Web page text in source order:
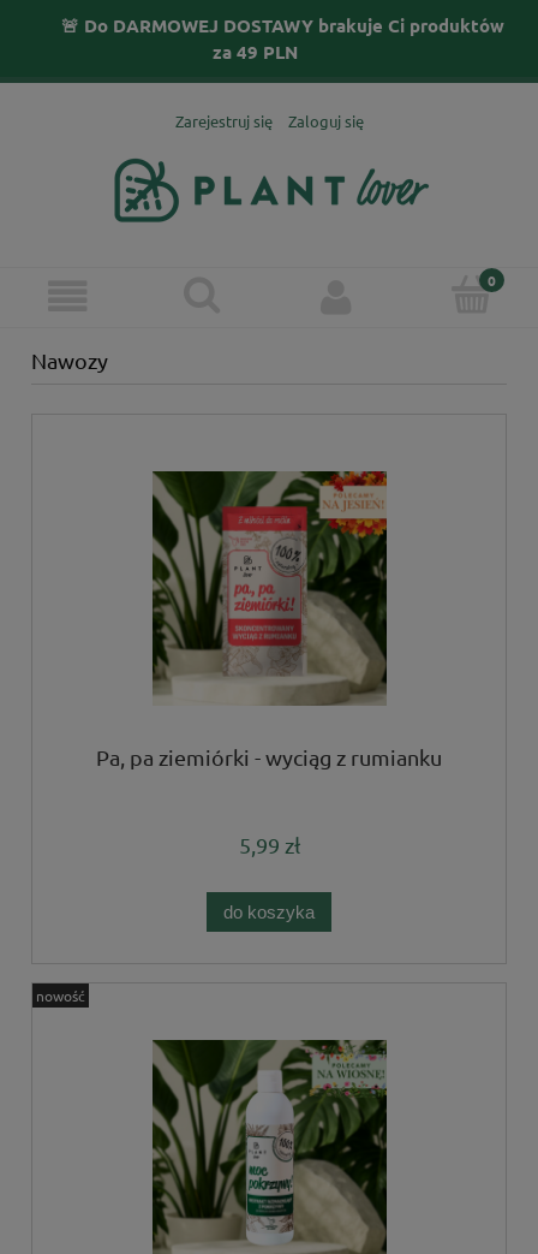
🚨 Do DARMOWEJ DOSTAWY brakuje Ci produktów
za 49 PLN
Zarejestruj się Zaloguj się
Nawozy
Pa, pa ziemiórki - wyciąg z rumianku
5,99 zł
do koszyka
nowość